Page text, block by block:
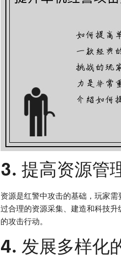
3. 提高资源管
资源是红警中攻击的基础，玩家
过合理的资源采集、建造和科技
的攻击行动。
4. 发展多样化